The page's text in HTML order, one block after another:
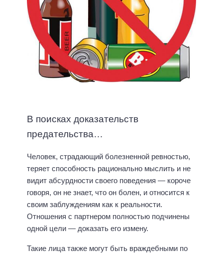
В поисках доказательств
предательства…
Человек, страдающий болезненной ревностью,
теряет способность рационально мыслить и не
видит абсурдности своего поведения — короче
говоря, он не знает, что он болен, и относится к
своим заблуждениям как к реальности.
Отношения с партнером полностью подчинены
одной цели — доказать его измену.
Такие лица также могут быть враждебными по